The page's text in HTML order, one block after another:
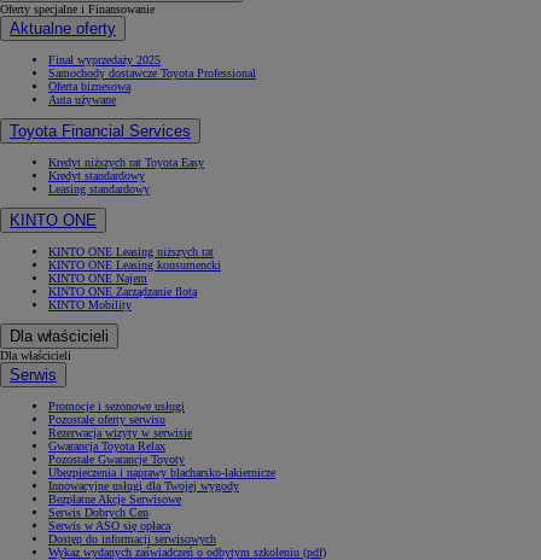
Oferty specjalne i Finansowanie
Aktualne oferty
Finał wyprzedaży 2025
Samochody dostawcze Toyota Professional
Oferta biznesowa
Auta używane
Toyota Financial Services
Kredyt niższych rat Toyota Easy
Kredyt standardowy
Leasing standardowy
KINTO ONE
KINTO ONE Leasing niższych rat
KINTO ONE Leasing konsumencki
KINTO ONE Najem
KINTO ONE Zarządzanie flotą
KINTO Mobility
Dla właścicieli
Dla właścicieli
Serwis
Promocje i sezonowe usługi
Pozostałe oferty serwisu
Rezerwacja wizyty w serwisie
Gwarancja Toyota Relax
Pozostałe Gwarancje Toyoty
Ubezpieczenia i naprawy blacharsko-lakiernicze
Innowacyjne usługi dla Twojej wygody
Bezpłatne Akcje Serwisowe
Serwis Dobrych Cen
Serwis w ASO się opłaca
Dostęp do informacji serwisowych
Wykaz wydanych zaświadczeń o odbytym szkoleniu (pdf)